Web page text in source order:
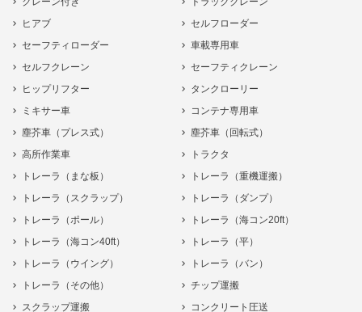
ヒアブ
セルフローダー
セーフティローダー
車載専用車
セルフクレーン
セーフティクレーン
ヒップリフター
タンクローリー
ミキサー車
コンテナ専用車
塵芥車（プレス式）
塵芥車（回転式）
高所作業車
トラクタ
トレーラ（まな板）
トレーラ（重機運搬）
トレーラ（スクラップ）
トレーラ（ダンプ）
トレーラ（ポール）
トレーラ（海コン20ft）
トレーラ（海コン40ft）
トレーラ（平）
トレーラ（ウイング）
トレーラ（バン）
トレーラ（その他）
チップ運搬
スクラップ運搬
コンクリート圧送